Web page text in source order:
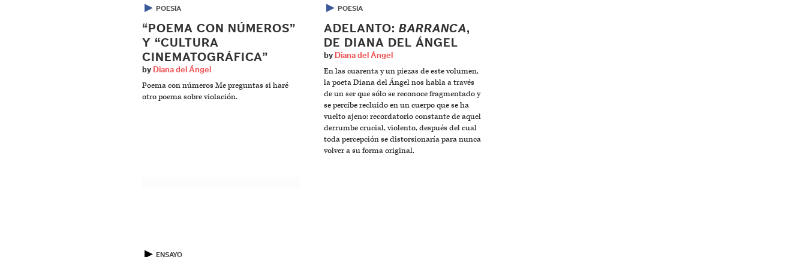
▶ POESÍA
“POEMA CON NÚMEROS”
Y “CULTURA
CINEMATOGRÁFICA”
by Diana del Ángel
Poema con números Me preguntas si haré
otro poema sobre violación.
▶ POESÍA
ADELANTO: BARRANCA,
DE DIANA DEL ÁNGEL
by Diana del Ángel
En las cuarenta y un piezas de este volumen,
la poeta Diana del Ángel nos habla a través
de un ser que sólo se reconoce fragmentado y
se percibe recluido en un cuerpo que se ha
vuelto ajeno: recordatorio constante de aquel
derrumbe crucial, violento, después del cual
toda percepción se distorsionaría para nunca
volver a su forma original.
▶ ENSAYO